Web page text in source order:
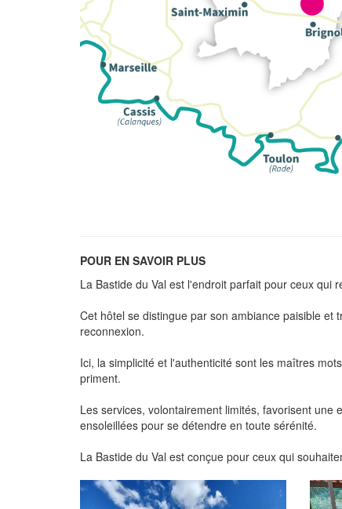
POUR EN SAVOIR PLUS
La Bastide du Val est l'endroit parfait pour ceux qui
Cet hôtel se distingue par son ambiance paisible
reconnexion.
Ici, la simplicité et l'authenticité sont les maîtres
priment.
Les services, volontairement limités, favorisent
ensoleillées pour se détendre en toute sérénité.
La Bastide du Val est conçue pour ceux qui